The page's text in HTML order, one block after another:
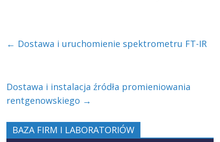
← Dostawa i uruchomienie spektrometru FT-IR
Dostawa i instalacja źródła promieniowania
rentgenowskiego →
BAZA FIRM I LABORATORIÓW